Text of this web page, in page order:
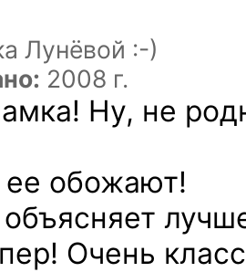
Лунёвой :-)
2008 г.
Ну, не
обожают!
Очень